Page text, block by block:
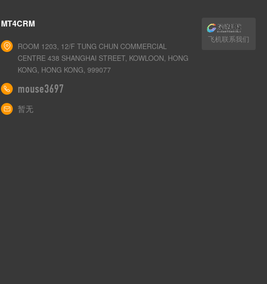
MT4CRM
ROOM 1203, 12/F TUNG CHUN COMMERCIAL
CENTRE 438 SHANGHAI STREET, KOWLOON, HONG
KONG, HONG KONG, 999077
mouse3697
暂无
飞机联系我们